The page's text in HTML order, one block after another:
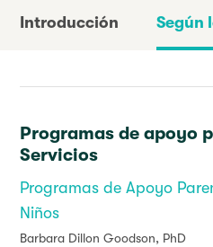
Introducción Según
Programas de apoyo
Servicios
Programas de Apoyo
Niños
Barbara Dillon Goodson, PhD